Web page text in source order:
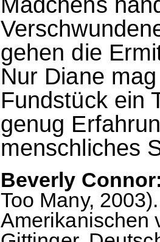
gehen die
Nur Diane
Fundstück ein
genug
menschliches
Beverly
Too Many,
Amerikanischen